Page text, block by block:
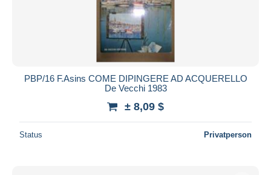
PBP/16 F.Asins COME DIPINGERE AD ACQUERELLO
De Vecchi 1983
± 8,09 $
Status Privatperson